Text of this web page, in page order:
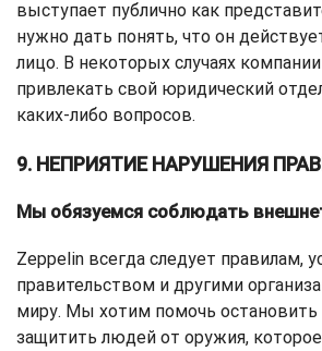
выступает публично как
нужно дать понять, что он
лицо. В некоторых случаях
привлекать свой юридический
каких-либо вопросов.
9. НЕПРИЯТИЕ НАРУШЕНИЯ
Мы обязуемся соблюдать
Zeppelin всегда следует правилам,
правительством и другими
миру. Мы хотим помочь остановить
защитить людей от оружия,